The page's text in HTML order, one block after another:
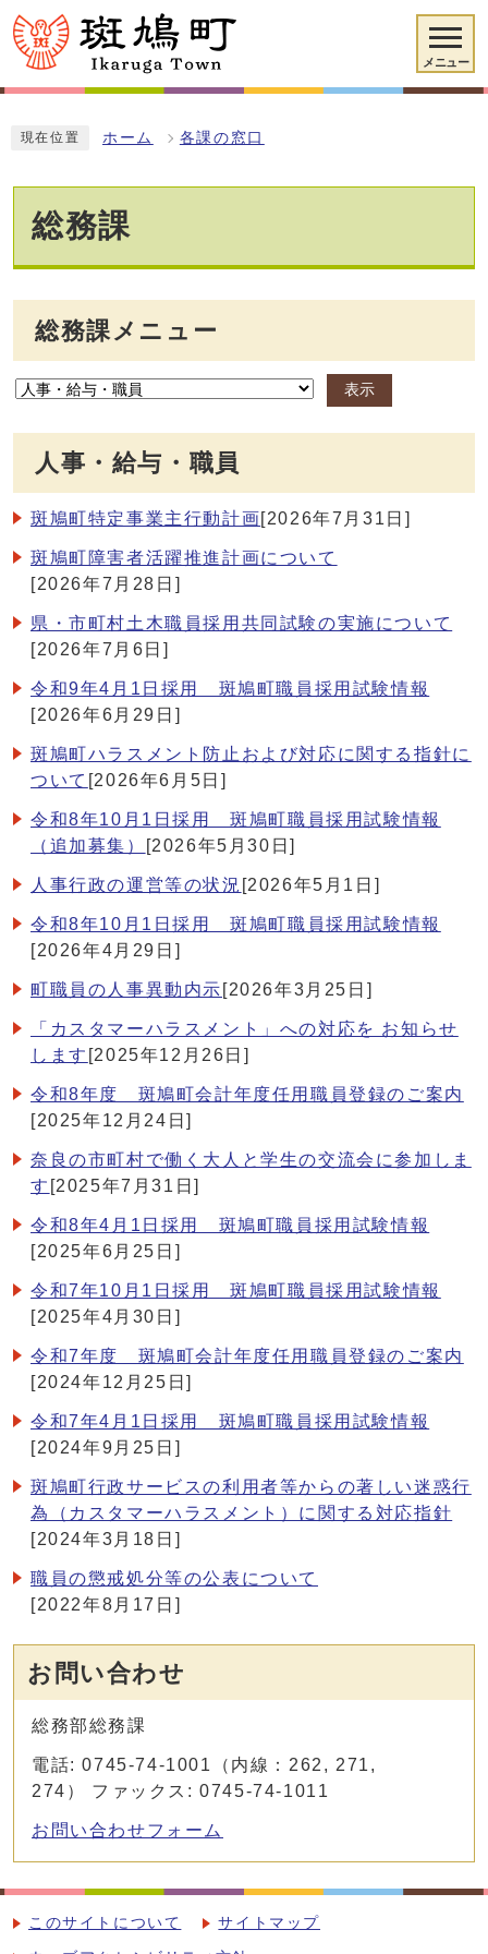
メニュー
現在位置 ホーム 各課の窓口
総務課
総務課メニュー
表示
人事・給与・職員
斑鳩町特定事業主行動計画[2026年7月31日]
斑鳩町障害者活躍推進計画について
[2026年7月28日]
県・市町村土木職員採用共同試験の実施について
[2026年7月6日]
令和9年4月1日採用 斑鳩町職員採用試験情報
[2026年6月29日]
斑鳩町ハラスメント防止および対応に関する指針に
ついて [2026年6月5日]
令和8年10月1日採用 斑鳩町職員採用試験情報
（追加募集）
[2026年5月30日]
人事行政の運営等の状況 [2026年5月1日]
令和8年10月1日採用 斑鳩町職員採用試験情報
[2026年4月29日]
町職員の人事異動内示 [2026年3月25日]
「カスタマーハラスメント」への対応を お知らせ
します [2025年12月26日]
令和8年度 斑鳩町会計年度任用職員登録のご案内
[2025年12月24日]
奈良の市町村で働く大人と学生の交流会に参加しま
す [2025年7月31日]
令和8年4月1日採用 斑鳩町職員採用試験情報
[2025年6月25日]
令和7年10月1日採用 斑鳩町職員採用試験情報
[2025年4月30日]
令和7年度 斑鳩町会計年度任用職員登録のご案内
[2024年12月25日]
令和7年4月1日採用 斑鳩町職員採用試験情報
[2024年9月25日]
斑鳩町行政サービスの利用者等からの著しい迷惑行
為（カスタマーハラスメント）に関する対応指針
[2024年3月18日]
職員の懲戒処分等の公表について
[2022年8月17日]
お問い合わせ
総務部総務課
電話: 0745-74-1001（内線：262, 271,
274） ファックス: 0745-74-1011
お問い合わせフォーム
このサイトについて サイトマップ